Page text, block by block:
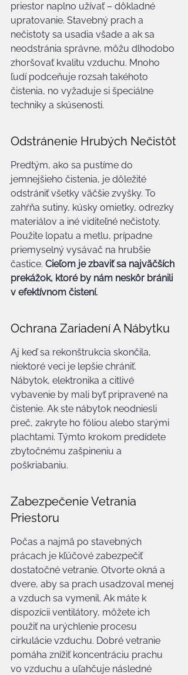
priestor naplno užívať – dôkladné
upratovanie. Stavebný prach a
nečistoty sa usadia všade a ak sa
neodstránia správne, môžu dlhodobo
zhoršovať kvalitu vzduchu. Mnoho
ľudí podceňuje rozsah takéhoto
čistenia, no vyžaduje si špeciálne
techniky a skúsenosti.
Odstránenie Hrubých Nečistôt
Predtým, ako sa pustíme do
jemnejšieho čistenia, je dôležité
odstrániť všetky väčšie zvyšky. To
zahŕňa sutiny, kúsky omietky, odrezky
materiálov a iné viditeľné nečistoty.
Použite lopatu a metlu, prípadne
priemyselný vysávač na hrubšie
častice. Cieľom je zbaviť sa najväčších
prekážok, ktoré by nám neskôr bránili
v efektívnom čistení.
Ochrana Zariadení A Nábytku
Aj keď sa rekonštrukcia skončila,
niektoré veci je lepšie chrániť.
Nábytok, elektronika a citlivé
vybavenie by mali byť pripravené na
čistenie. Ak ste nábytok neodniesli
preč, zakryte ho fóliou alebo starými
plachtami. Týmto krokom predídete
zbytočnému zašpineniu a
poškriabaniu.
Zabezpečenie Vetrania
Priestoru
Počas a najmä po stavebných
prácach je kľúčové zabezpečiť
dostatočné vetranie. Otvorte okná a
dvere, aby sa prach usadzoval menej
a vzduch sa vymenil. Ak máte k
dispozícii ventilátory, môžete ich
použiť na urýchlenie procesu
cirkulácie vzduchu. Dobré vetranie
pomáha znížiť koncentráciu prachu
vo vzduchu a uľahčuje následné